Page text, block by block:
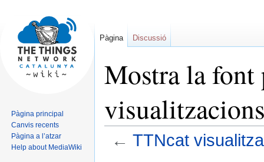
Mostra la font
← TTNcat
Pàgina Discussió
Pàgina principal
Canvis recents
Pàgina a l’atzar
Help about MediaWiki